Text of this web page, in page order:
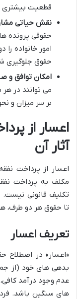
قطعیت
نقش حیاتی
حقوقی پرونده
امور خانواده
حقوق جلوگیری
امکان توافق و
می توانند در
بر سر میزان و
اعسار از
آثار آن
اعسار از پرداخت
مکلف به پرداخت
تکلیف قانونی
تا حقوق هر دو طرف،
تعریف اعسار
«اعسار» در اصطلاح
بدهی های خود (از
عدم وجود درآمد
های سنگین باشد.